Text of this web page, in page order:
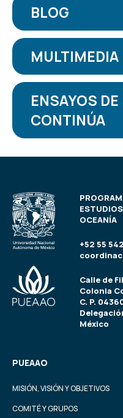
BLOG
MULTIMEDIA
ENSAYOS
CONTINÚA
OCEANÍA
+52 55
Calle de
Colonia
C. P.
México
PUEAAO
MISIÓN, VISIÓN Y OBJETIVOS
COMITÉ Y GRUPOS